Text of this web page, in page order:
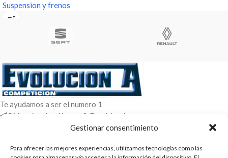
Gestionar consentimiento
Para ofrecer las mejores experiencias, utilizamos tecnologías como las
Suspension y frenos
Te ayudamos a ser el numero 1
C/ Arquimedes 61 nave 2. Fuenlabrada
WhatsApp +34 670604426